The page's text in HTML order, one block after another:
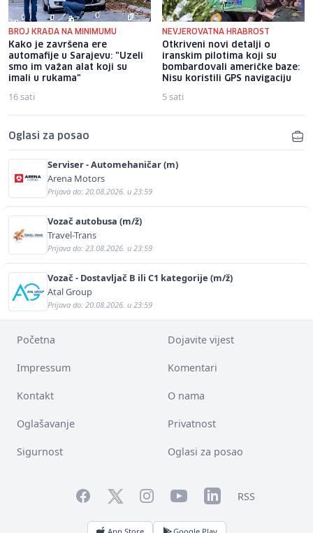
BROJ KRAĐA NA MINIMUMU
Kako je završena ere
automafije u Sarajevu: "Uzeli
smo im važan alat koji su
imali u rukama"
16 sati
NEVJEROVATNA HRABROST
Otkriveni novi detalji o
iranskim pilotima koji su
bombardovali američke baze:
Nisu koristili GPS navigaciju
5 sati
Oglasi za posao
Serviser - Automehaničar (m)
Arena Motors
Prijava do: 20.08.2026. u 23:59
Vozač autobusa (m/ž)
Travel-Trans
Prijava do: 23.08.2026. u 23:59
Vozač - Dostavljač B ili C1 kategorije (m/ž)
Atal Group
Prijava do: 20.08.2026. u 23:59
Početna Dojavite vijest
Impressum Komentari
Kontakt O nama
Oglašavanje Privatnost
Sigurnost Oglasi za posao
FacebookTwitterInstagramYouTubeLinkedInRSS